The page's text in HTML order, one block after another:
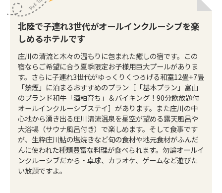
北陸で子連れ3世代がオールインクルーシブを楽
しめるホテルです
庄川の清流と木々の温もりに包まれた癒しの宿です。この
宿ならご希望に合う夏季限定お子様用巨大プールがありま
す。さらに子連れ3世代がゆっくりくつろげる和室12畳+7畳
「禁煙」に泊まるおすすめのプラン［「基本プラン」富山
のブランド和牛「酒粕育ち」＆バイキング！90分飲放題付
オールインクルーシブステイ］があります。また庄川の中
心地から湧き出る庄川清流温泉を星空が望める露天風呂や
大浴場（サウナ風呂付き）で楽しめます。そして食事です
が、生粋庄川鮎の塩焼きなど旬の食材や地元食材がふんだ
んに使われた種類豊富な料理が食べられます。勿論オールイ
ンクルーシブだから・卓球、カラオケ、ゲームなど遊びた
い放題ですよ。